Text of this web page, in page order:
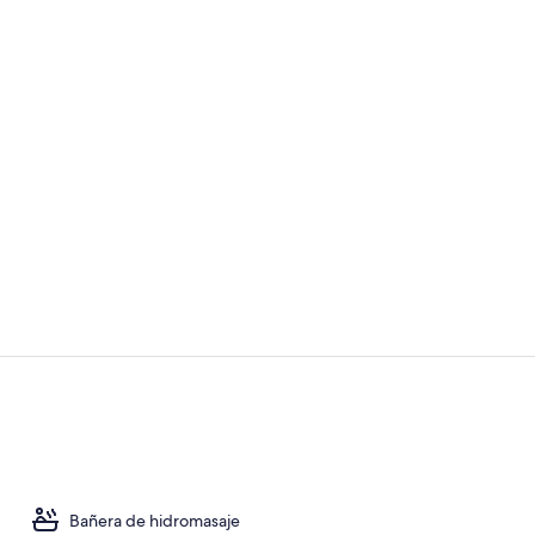
Bañera de hidromasaje